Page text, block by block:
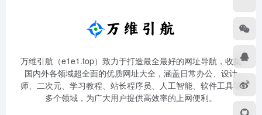
万维引航（e1e1.top）致力于打造最全最好的网址导航，收集
国内外各领域超全面的优质网址大全，涵盖日常办公、设计
师、二次元、学习教程、站长程序员、人工智能、软件工具等
多个领域，为广大用户提供高效率的上网便利。